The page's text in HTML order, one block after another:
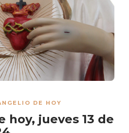
DE HOY
hoy, jueves 13 de